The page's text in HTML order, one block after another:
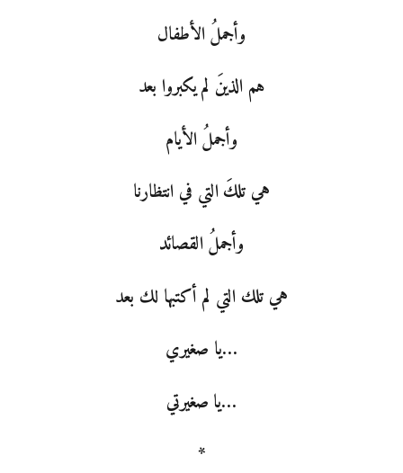
وأجملُ الأطفال
هم الذينَ لم يكبروا بعد
وأجملُ الأيام
هي تلكَ التي في انتظارنا
وأجملُ القصائد
هي تلك التي لم أكتبها لك بعد
…يا صغيري
…يا صغيرتي
*